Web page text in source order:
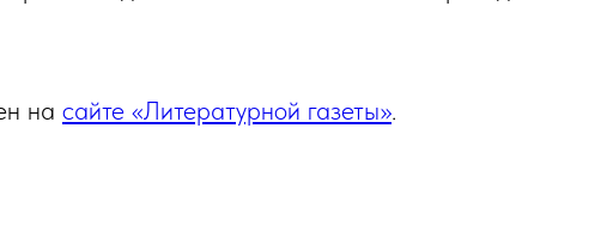
на сайте «Литературной газеты».